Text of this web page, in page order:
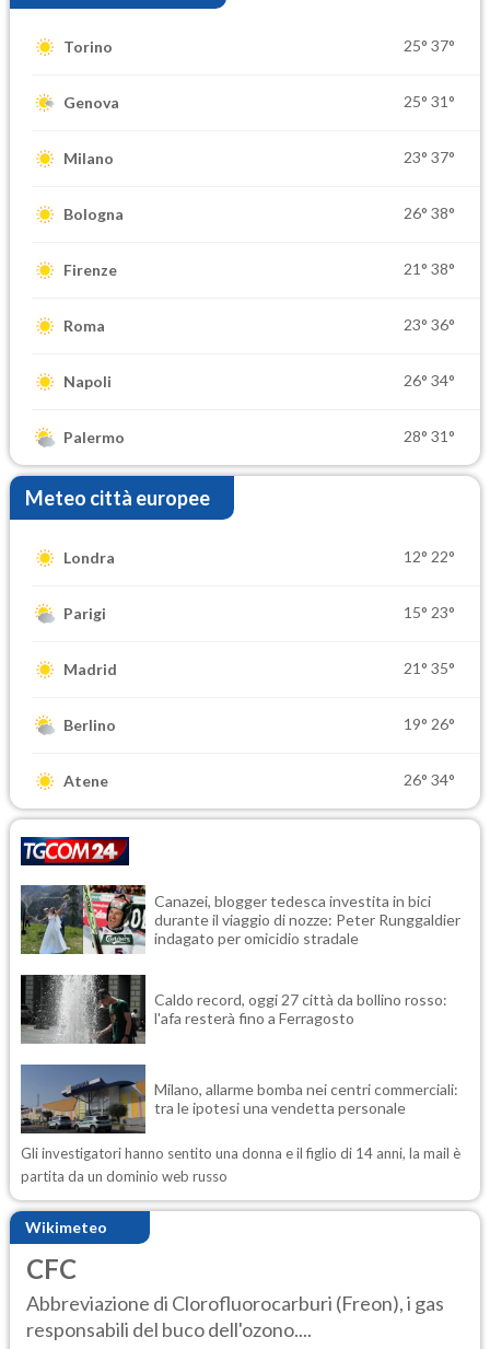
Torino 25° 37°
Genova 25° 31°
Milano 23° 37°
Bologna 26° 38°
Firenze 21° 38°
Roma 23° 36°
Napoli 26° 34°
Palermo 28° 31°
Meteo città europee
Londra 12° 22°
Parigi 15° 23°
Madrid 21° 35°
Berlino 19° 26°
Atene 26° 34°
Canazei, blogger tedesca investita in bici
durante il viaggio di nozze: Peter Runggaldier
indagato per omicidio stradale
Caldo record, oggi 27 città da bollino rosso:
l'afa resterà fino a Ferragosto
Milano, allarme bomba nei centri commerciali:
tra le ipotesi una vendetta personale
Gli investigatori hanno sentito una donna e il figlio di 14 anni, la mail è
partita da un dominio web russo
Wikimeteo
CFC
Abbreviazione di Clorofluorocarburi (Freon), i gas
responsabili del buco dell'ozono....